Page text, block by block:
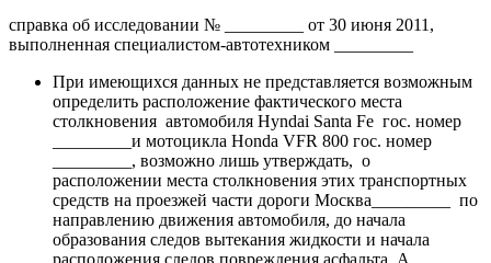
справка об исследовании № _________ от 30 июня 2011,
выполненная специалистом-автотехником _________
При имеющихся данных не представляется возможным
определить расположение фактического места
столкновения автомобиля Hyndai Santa Fe гос. номер
_________и мотоцикла Hondа VFR 800 гос. номер
_________, возможно лишь утверждать, о
расположении места столкновения этих транспортных
средств на проезжей части дороги Москва_________ по
направлению движения автомобиля, до начала
образования следов вытекания жидкости и начала
расположения следов повреждения асфальта. А